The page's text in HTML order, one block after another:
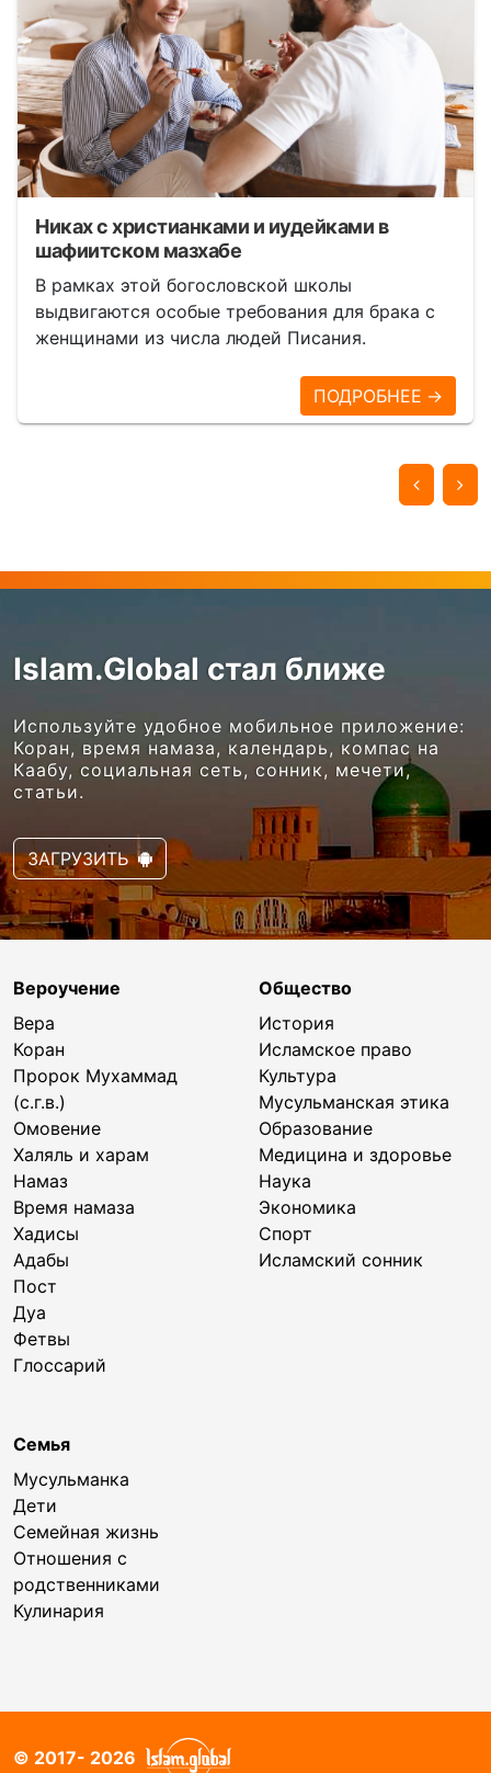
Никах с христианками и иудейками в
шафиитском мазхабе
В рамках этой богословской школы
выдвигаются особые требования для брака с
женщинами из числа людей Писания.
ПОДРОБНЕЕ →
Islam.Global стал ближе
Используйте удобное мобильное приложение:
Коран, время намаза, календарь, компас на
Каабу, социальная сеть, сонник, мечети,
статьи.
ЗАГРУЗИТЬ
Вероучение
Вера
Коран
Пророк Мухаммад
(с.г.в.)
Омовение
Халяль и харам
Намаз
Время намаза
Хадисы
Адабы
Пост
Дуа
Фетвы
Глоссарий
Общество
История
Исламское право
Культура
Мусульманская этика
Образование
Медицина и здоровье
Наука
Экономика
Спорт
Исламский сонник
Семья
Мусульманка
Дети
Семейная жизнь
Отношения с
родственниками
Кулинария
© 2017- 2026